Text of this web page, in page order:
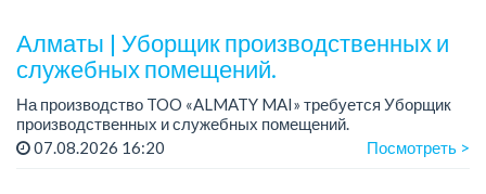
Алматы | Уборщик производственных и
служебных помещений.
На производство TOO «ALMATY MAI» требуется Уборщик
производственных и служебных помещений.
Зарплата: от 219 000 тенге на руки.
07.08.2026 16:20 Посмотреть >